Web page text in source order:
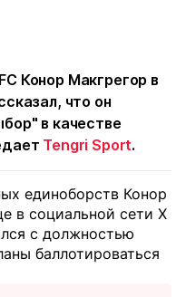
Конор Макгрегор в
что он
в качестве
Tengri Sport.
единоборств Конор
в социальной сети X
с должностью
баллотироваться